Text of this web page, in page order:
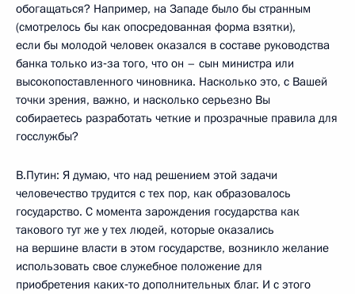
обогащаться? Например, на Западе было бы странным
(смотрелось бы как опосредованная форма взятки),
если бы молодой человек оказался в составе руководства
банка только из‑за того, что он – сын министра или
высокопоставленного чиновника. Насколько это, с Вашей
точки зрения, важно, и насколько серьезно Вы
собираетесь разработать четкие и прозрачные правила для
госслужбы?
В.Путин: Я думаю, что над решением этой задачи
человечество трудится с тех пор, как образовалось
государство. С момента зарождения государства как
такового тут же у тех людей, которые оказались
на вершине власти в этом государстве, возникло желание
использовать свое служебное положение для
приобретения каких‑то дополнительных благ. И с этого